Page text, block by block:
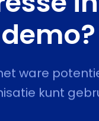
demo?
ware
kunt